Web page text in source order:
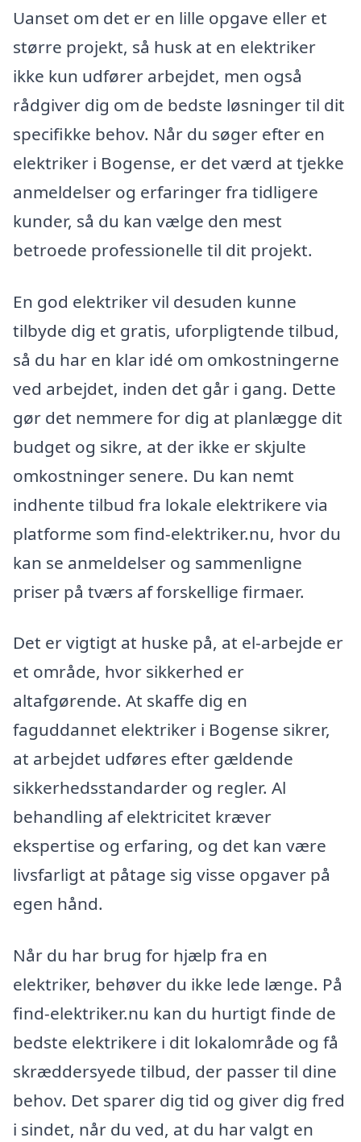
Uanset om det er en lille opgave eller et
større projekt, så husk at en elektriker
ikke kun udfører arbejdet, men også
rådgiver dig om de bedste løsninger til dit
specifikke behov. Når du søger efter en
elektriker i Bogense, er det værd at tjekke
anmeldelser og erfaringer fra tidligere
kunder, så du kan vælge den mest
betroede professionelle til dit projekt.
En god elektriker vil desuden kunne
tilbyde dig et gratis, uforpligtende tilbud,
så du har en klar idé om omkostningerne
ved arbejdet, inden det går i gang. Dette
gør det nemmere for dig at planlægge dit
budget og sikre, at der ikke er skjulte
omkostninger senere. Du kan nemt
indhente tilbud fra lokale elektrikere via
platforme som find-elektriker.nu, hvor du
kan se anmeldelser og sammenligne
priser på tværs af forskellige firmaer.
Det er vigtigt at huske på, at el-arbejde er
et område, hvor sikkerhed er
altafgørende. At skaffe dig en
faguddannet elektriker i Bogense sikrer,
at arbejdet udføres efter gældende
sikkerhedsstandarder og regler. Al
behandling af elektricitet kræver
ekspertise og erfaring, og det kan være
livsfarligt at påtage sig visse opgaver på
egen hånd.
Når du har brug for hjælp fra en
elektriker, behøver du ikke lede længe. På
find-elektriker.nu kan du hurtigt finde de
bedste elektrikere i dit lokalområde og få
skræddersyede tilbud, der passer til dine
behov. Det sparer dig tid og giver dig fred
i sindet, når du ved, at du har valgt en